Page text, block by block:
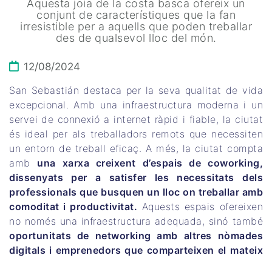
Aquesta joia de la costa basca ofereix un
conjunt de característiques que la fan
irresistible per a aquells que poden treballar
des de qualsevol lloc del món.
12/08/2024
San Sebastián destaca per la seva qualitat de vida
excepcional. Amb una infraestructura moderna i un
servei de connexió a internet ràpid i fiable, la ciutat
és ideal per als treballadors remots que necessiten
un entorn de treball eficaç. A més, la ciutat compta
amb una xarxa creixent d’espais de coworking,
dissenyats per a satisfer les necessitats dels
professionals que busquen un lloc on treballar amb
comoditat i productivitat. Aquests espais ofereixen
no només una infraestructura adequada, sinó també
oportunitats de networking amb altres nòmades
digitals i emprenedors que comparteixen el mateix